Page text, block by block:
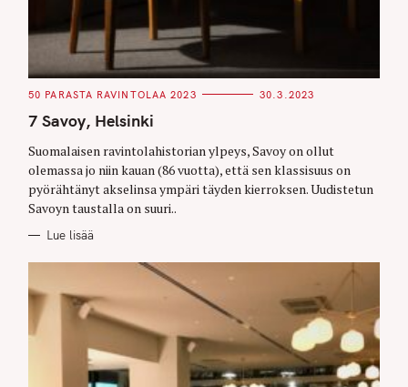
C
T
E
O
R
I
S
50 PARASTA RAVINTOLAA 2023 30.3.2023
7 Savoy, Helsinki
Suomalaisen ravintolahistorian ylpeys, Savoy on ollut
olemassa jo niin kauan (86 vuotta), että sen klassisuus on
pyörähtänyt akselinsa ympäri täyden kierroksen. Uudistetun
Savoyn taustalla on suuri..
Lue lisää